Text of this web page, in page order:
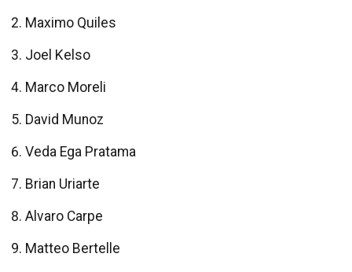
Maximo Quiles
Joel Kelso
Marco Moreli
David Munoz
Veda Ega Pratama
Brian Uriarte
Alvaro Carpe
Matteo Bertelle